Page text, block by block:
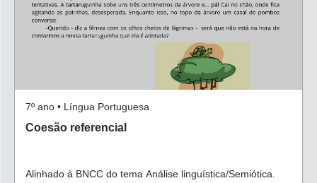
7º ano • Língua Portuguesa
Coesão referencial
Alinhado à BNCC do tema Análise linguística/Semiótica.